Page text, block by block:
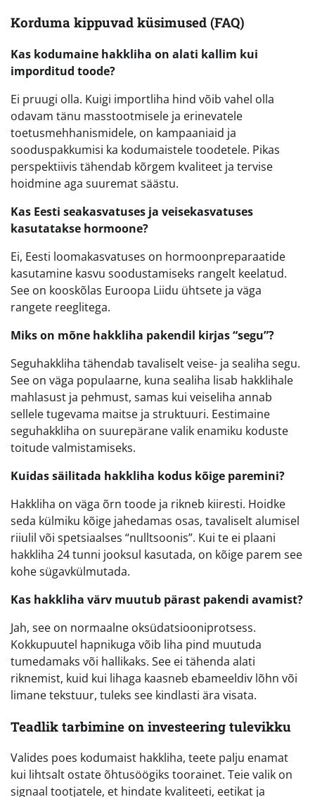
Korduma kippuvad küsimused (FAQ)
Kas kodumaine hakkliha on alati kallim kui
imporditud toode?
Ei pruugi olla. Kuigi importliha hind võib vahel olla
odavam tänu masstootmisele ja erinevatele
toetusmehhanismidele, on kampaaniaid ja
sooduspakkumisi ka kodumaistele toodetele. Pikas
perspektiivis tähendab kõrgem kvaliteet ja tervise
hoidmine aga suuremat säästu.
Kas Eesti seakasvatuses ja veisekasvatuses
kasutatakse hormoone?
Ei, Eesti loomakasvatuses on hormoonpreparaatide
kasutamine kasvu soodustamiseks rangelt keelatud.
See on kooskõlas Euroopa Liidu ühtsete ja väga
rangete reeglitega.
Miks on mõne hakkliha pakendil kirjas “segu”?
Seguhakkliha tähendab tavaliselt veise- ja sealiha segu.
See on väga populaarne, kuna sealiha lisab hakklihale
mahlasust ja pehmust, samas kui veiseliha annab
sellele tugevama maitse ja struktuuri. Eestimaine
seguhakkliha on suurepärane valik enamiku koduste
toitude valmistamiseks.
Kuidas säilitada hakkliha kodus kõige paremini?
Hakkliha on väga õrn toode ja rikneb kiiresti. Hoidke
seda külmiku kõige jahedamas osas, tavaliselt alumisel
riiulil või spetsiaalses “nulltsoonis”. Kui te ei plaani
hakkliha 24 tunni jooksul kasutada, on kõige parem see
kohe sügavkülmutada.
Kas hakkliha värv muutub pärast pakendi avamist?
Jah, see on normaalne oksüdatsiooniprotsess.
Kokkupuutel hapnikuga võib liha pind muutuda
tumedamaks või hallikaks. See ei tähenda alati
riknemist, kuid kui lihaga kaasneb ebameeldiv lõhn või
limane tekstuur, tuleks see kindlasti ära visata.
Teadlik tarbimine on investeering tulevikku
Valides poes kodumaist hakkliha, teete palju enamat
kui lihtsalt ostate õhtusöögiks toorainet. Teie valik on
signaal tootjatele, et hindate kvaliteeti, eetikat ja